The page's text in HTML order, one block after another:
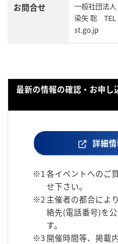
お問合せ
一般社団法
染矢 聡 TEL
st.go.jp
最新の情報の確認・お申し
詳細情
※1 各イベントへのご
せ下さい。
※2 主催者の都合によ
絡先(電話番号)を
す。
※3 開催時間等、掲載